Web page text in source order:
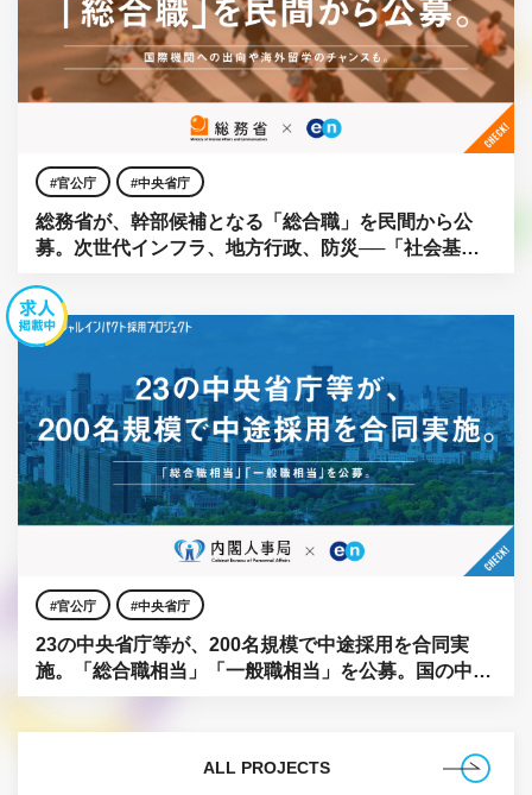
官公庁 中央省庁
総務省が、幹部候補となる「総合職」を民間から公
募。次世代インフラ、地方行政、防災──「社会基
官公庁 中央省庁
23の中央省庁等が、200名規模で中途採用を合同実
施。「総合職相当」「一般職相当」を公募。国の中枢
に、民間の知見を。
ALL PROJECTS